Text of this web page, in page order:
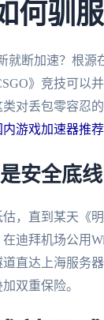
何驯
就断加速？根
》竞技可以
对丢包零容忍
内游戏加速器推荐
安全底线
，直到某天《
迪拜机场公用
直达上海服务
双重保险。